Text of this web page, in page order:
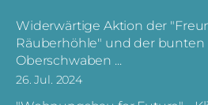
Widerwärtige Aktion der
Räuberhöhle" und der bunten
Oberschwaben ...
26. Jul. 2024